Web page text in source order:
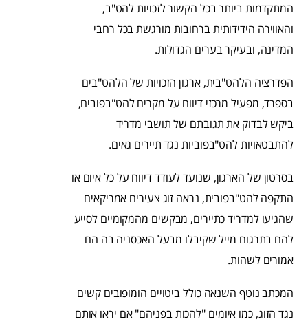
המתקדמות ביותר בכל הקשור לזכויות להט"ב,
והאווירה הידידותית ברחובות מורגשת בכל רחבי
המדינה, ובעיקר בערים הגדולות.
הפדרציה הלהט"בית, ארגון הזכויות של הלהט"בים
בספרד, מפעיל מרכזי דיווח על מקרים להט"בפובים,
ביקש לבדוק את תגובתם של תושבי מדריד
להתבטאויות להט"בפוביות נגד תיירים גאים.
בסרטון של הארגון, שנועד לעודד דיווח על כל איום או
התקפה להט"בפובית, נראה זוג צעירים אמריקאים
שהגיעו למדריד כתיירים, מבקשים מהמקומיים לסייע
להם בתרגום מייל שקיבלו מבעל האכסניה בה הם
אמורים לשהות.
המכתב נוטף השנאה כולל ביטויים הומופובים קשים
נגד הזוג, כמו איומים "להכות בפניהם" אם יראו אותם